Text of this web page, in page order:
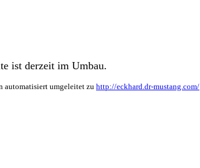
ist derzeit im Umbau.
automatisiert umgeleitet zu http://eckhard.dr-mustang.com/